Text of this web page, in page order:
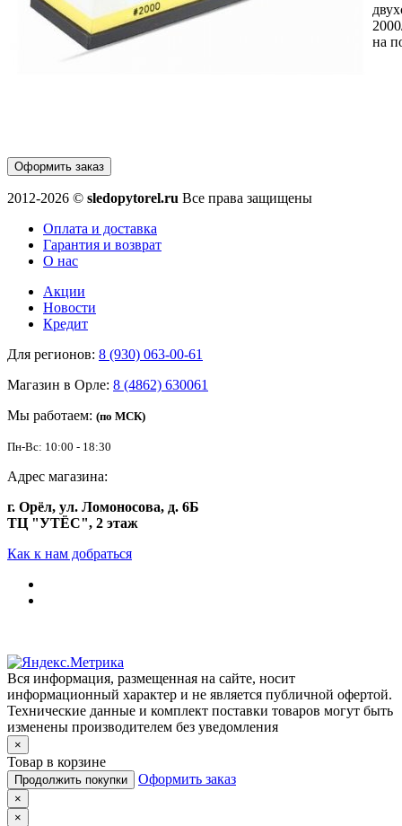
на
Оформить заказ
2012-2026 © sledopytorel.ru Все права защищены
Оплата и доставка
Гарантия и возврат
О нас
Акции
Новости
Кредит
Для регионов: 8 (930) 063-00-61
Магазин в Орле: 8 (4862) 630061
Мы работаем: (по МСК)
Пн-Вс: 10:00 - 18:30
Адрес магазина:
г. Орёл, ул. Ломоносова, д. 6Б
ТЦ "УТЁС", 2 этаж
Как к нам добраться
Вся информация, размещенная на сайте, носит
информационный характер и не является публичной офертой.
Технические данные и комплект поставки товаров могут быть
изменены производителем без уведомления
×
Товар в корзине
Продолжить покупки Оформить заказ
×
×